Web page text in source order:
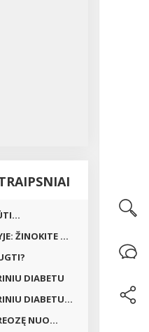
ŽINOKITE ...
DIABETU
DIABETU...
NUO...